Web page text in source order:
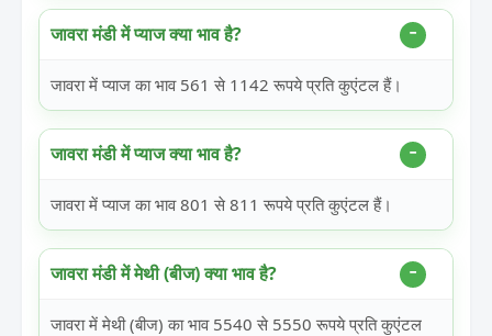
जावरा मंडी में प्याज क्या भाव है?
जावरा में प्याज का भाव 561 से 1142 रूपये प्रति कुएंटल हैं।
जावरा मंडी में प्याज क्या भाव है?
जावरा में प्याज का भाव 801 से 811 रूपये प्रति कुएंटल हैं।
जावरा मंडी में मेथी (बीज) क्या भाव है?
जावरा में मेथी (बीज) का भाव 5540 से 5550 रूपये प्रति कुएंटल